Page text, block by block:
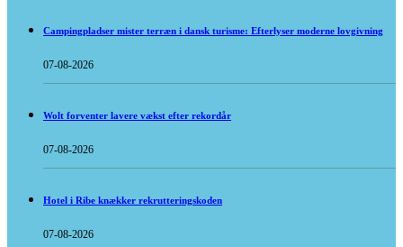
Campingpladser mister terræn i dansk turisme: Efterlyser moderne lovgivning
07-08-2026
Wolt forventer lavere vækst efter rekordår
07-08-2026
Hotel i Ribe knækker rekrutteringskoden
07-08-2026